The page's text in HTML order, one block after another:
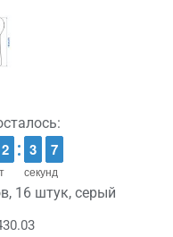
1
1
2
2
секунд
4
3
3 6
6
5
16 штук, серый